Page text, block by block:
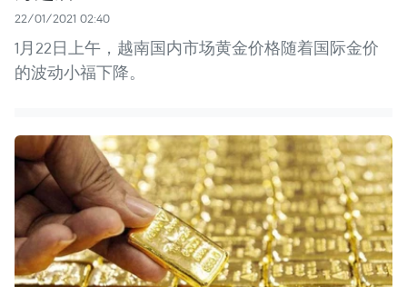
22/01/2021 02:40
1月22日上午，越南国内市场黄金价格随着国际金价
的波动小福下降。